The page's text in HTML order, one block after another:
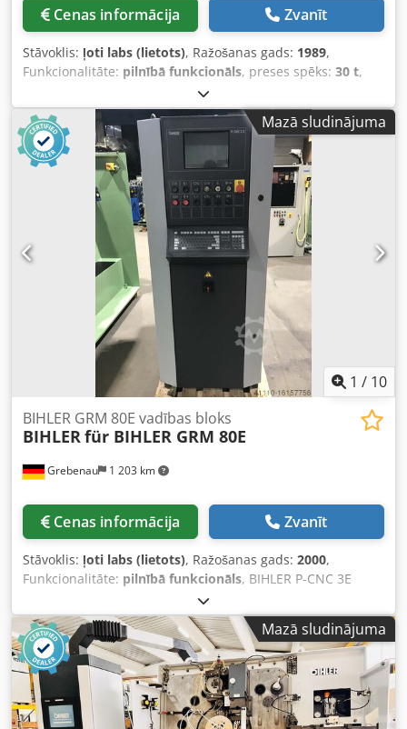
Cenas informācija Zvanīt
Stāvoklis: ļoti labs (lietots), Ražošanas gads: 1989,
Funkcionalitāte: pilnībā funkcionāls, preses spēks: 30 t,
Piedāvājam ļoti labu Bihler GRM 80 štancēšanas un
liekšanas iekārtu, ražošanas gads 1989. Dkjdsywty Eepfx
Algor Ar 5 slīdņiem, 30T presi, iztaisnotāju, padevēju ar
atritkotāju Instrumenti nav iekļauti cenā Ja Jums ir
jautājumi vai nepieciešama papildu informācija, droši
rakstiet vai zvaniet mums.
Mazā sludinājuma
1 / 10
Grebenau 1 203 km
BIHLER GRM 80E vadības bloks
BIHLERfür BIHLER GRM 80E
Cenas informācija Zvanīt
Stāvoklis: ļoti labs (lietots), Ražošanas gads: 2000,
Funkcionalitāte: pilnībā funkcionāls, BIHLER P-CNC 3E
vadības sistēma BIHLER GRM 80E sastāv no: vadības skapis
pilnībā aprīkots ar SIEMENS SIMODRIVE, SIEMENS motors
1PH6137-4NB 40-Z Dkedpfx Alstqdb RjgerMazā sludinājuma